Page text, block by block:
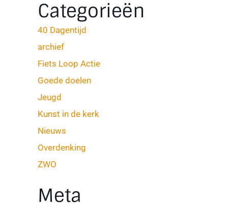
Categorieën
40 Dagentijd
archief
Fiets Loop Actie
Goede doelen
Jeugd
Kunst in de kerk
Nieuws
Overdenking
ZWO
Meta